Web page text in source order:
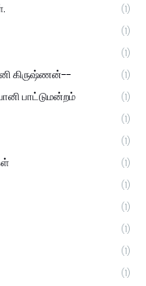
(1)
(1)
(1)
கிருஷ்ணன்-- (1)
பாட்டுமன்றம் (1)
(1)
(1)
(1)
(1)
(1)
(1)
(1)
(1)